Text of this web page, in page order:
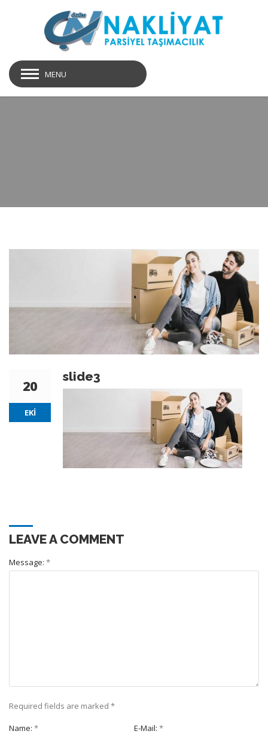
MENU
20
EKI
slide3
LEAVE A COMMENT
Message: *
Required fields are marked *
Name: * E-Mail: *